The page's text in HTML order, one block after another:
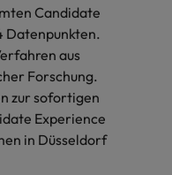
Candidate
Datenpunkten.
aus
Forschung.
zur sofortigen
Experience
in Düsseldorf